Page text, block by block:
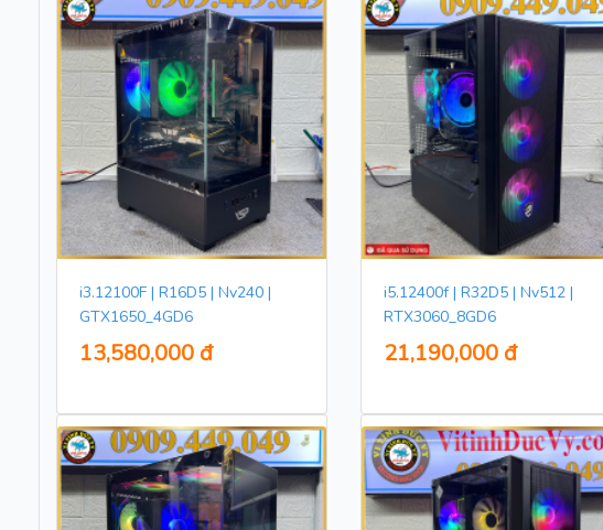
i3.12100F | R16D5 | Nv240 |
GTX1650_4GD6
13,580,000 đ
i5.12400f | R32D5 | Nv512 |
RTX3060_8GD6
21,190,000 đ